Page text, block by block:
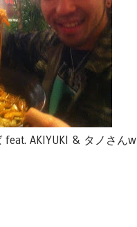
feat. AKIYUKI & タノさんw